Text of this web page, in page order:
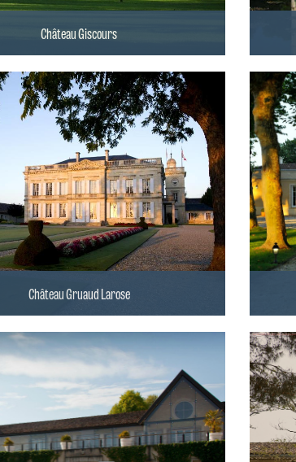
Château Giscours
Château Gruaud Larose